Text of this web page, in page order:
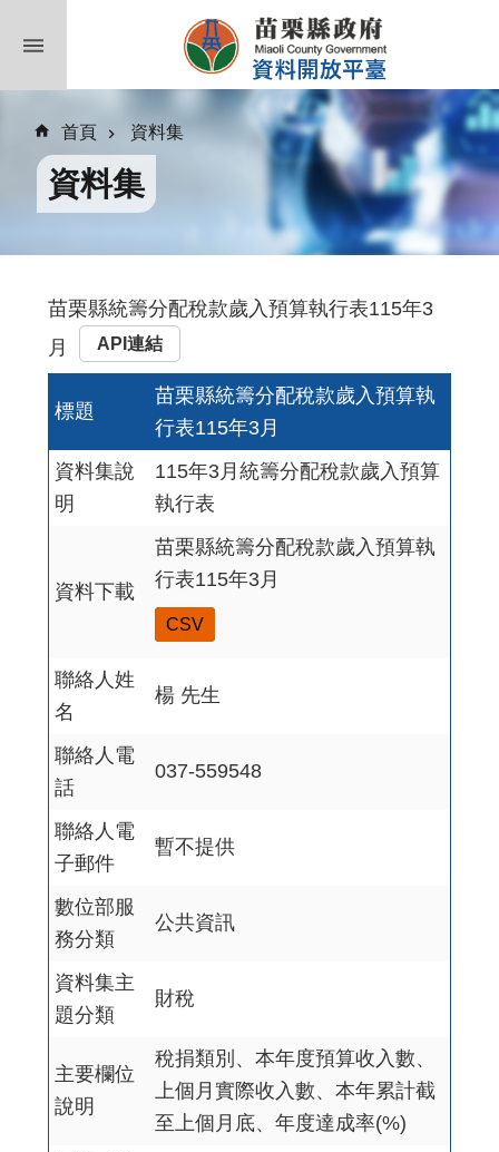
首頁 資料集
資料集
苗栗縣統籌分配稅款歲入預算執行表115年3
月
API連結
標題
苗栗縣統籌分配稅款歲入預算執
行表115年3月
資料集說
明
115年3月統籌分配稅款歲入預算
執行表
資料下載
苗栗縣統籌分配稅款歲入預算執
行表115年3月
CSV
聯絡人姓
名
楊 先生
聯絡人電
話
037-559548
聯絡人電
子郵件
暫不提供
數位部服
務分類
公共資訊
資料集主
題分類
財稅
主要欄位
說明
稅捐類別、本年度預算收入數、
上個月實際收入數、本年累計截
至上個月底、年度達成率(%)